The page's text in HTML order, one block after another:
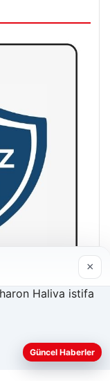
×
Güncel Haberler